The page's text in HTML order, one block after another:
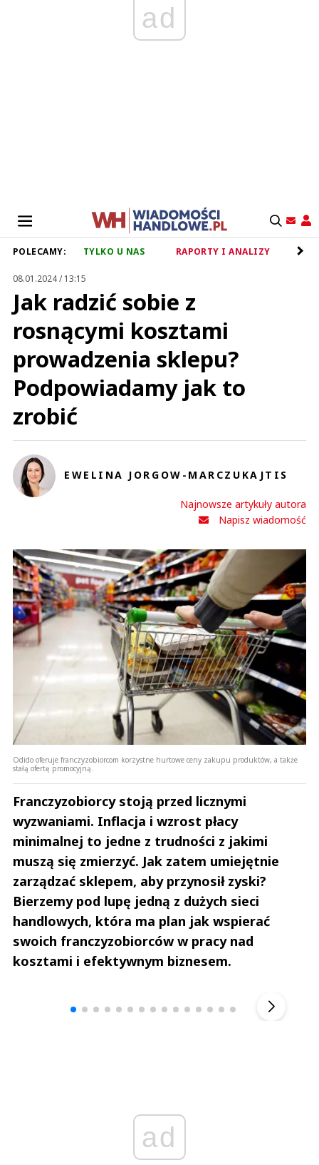
ad
POLECAMY: TYLKO U NAS RAPORTY I ANALIZY
08.01.2024 / 13:15
Jak radzić sobie z
rosnącymi kosztami
prowadzenia sklepu?
Podpowiadamy jak to
zrobić
EWELINA JORGOW-MARCZUKAJTIS
Najnowsze artykuły autora
Napisz wiadomość
Odido oferuje franczyzobiorcom korzystne hurtowe ceny zakupu produktów, a także
stałą ofertę promocyjną.
Franczyzobiorcy stoją przed licznymi
wyzwaniami. Inflacja i wzrost płacy
minimalnej to jedne z trudności z jakimi
muszą się zmierzyć. Jak zatem umiejętnie
zarządzać sklepem, aby przynosił zyski?
Bierzemy pod lupę jedną z dużych sieci
handlowych, która ma plan jak wspierać
swoich franczyzobiorców w pracy nad
kosztami i efektywnym biznesem.
ad